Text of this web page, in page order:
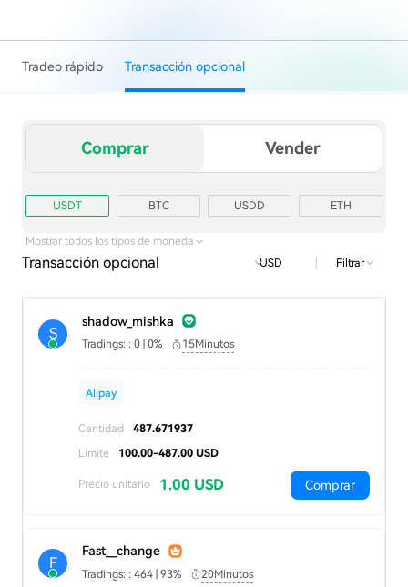
Tradeo rápido Transacción opcional
Comprar Vender
USDT BTC USDD ETH
TRX USD1
Mostrar todos los tipos de moneda
Transacción opcional USD | Filtrar
S
shadow_mishka
Tradings: : 0 | 0% 15Minutos
Alipay
Cantidad
487.671937
Límite
100.00-487.00 USD
Precio unitario 1.00 USD Comprar
F
Fast__change
Tradings: : 464 | 93% 20Minutos